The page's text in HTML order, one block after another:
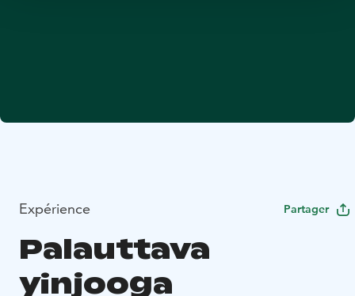
Expérience Partager
Palauttava
yinjooga